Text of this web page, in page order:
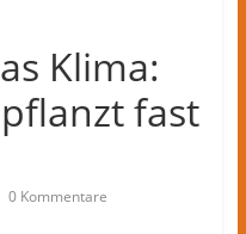
Klima:
fast
0 Kommentare